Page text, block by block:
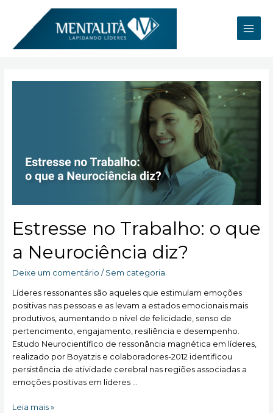
conteúdo
Main
Estresse no Trabalho: o que
a Neurociência diz?
Deixe um comentário / Sem categoria
Líderes ressonantes são aqueles que estimulam emoções
positivas nas pessoas e as levam a estados emocionais mais
produtivos, aumentando o nível de felicidade, senso de
pertencimento, engajamento, resiliência e desempenho.
Estudo Neurocientífico de ressonância magnética em líderes,
realizado por Boyatzis e colaboradores-2012 identificou
persistência de atividade cerebral nas regiões associadas a
emoções positivas em líderes …
Estresse
Leia mais »